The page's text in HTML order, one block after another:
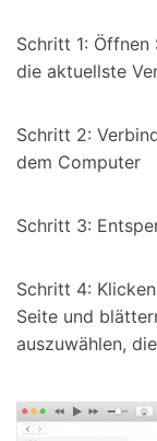
Schritt 1: Öffnen
die aktuellste
Schritt 2:
dem Computer
Schritt 3:
Schritt 4:
Seite und
auszuwählen,